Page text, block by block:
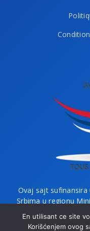
Ovaj sajt
Srbima u regionu
Srbije i Ministarstvo
En utilisant ce site
Korišćenjem ovog